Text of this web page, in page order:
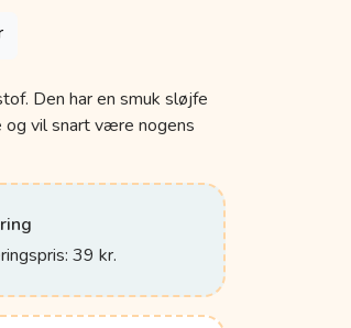
Den har en smuk sløjfe
og vil snart være nogens
39 kr.